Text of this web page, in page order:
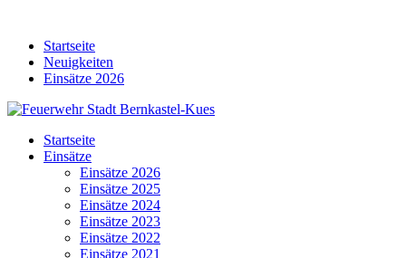
contentStartseite
Neuigkeiten
Einsätze 2026
Startseite
Einsätze
Einsätze 2026
Einsätze 2025
Einsätze 2024
Einsätze 2023
Einsätze 2022
Einsätze 2021